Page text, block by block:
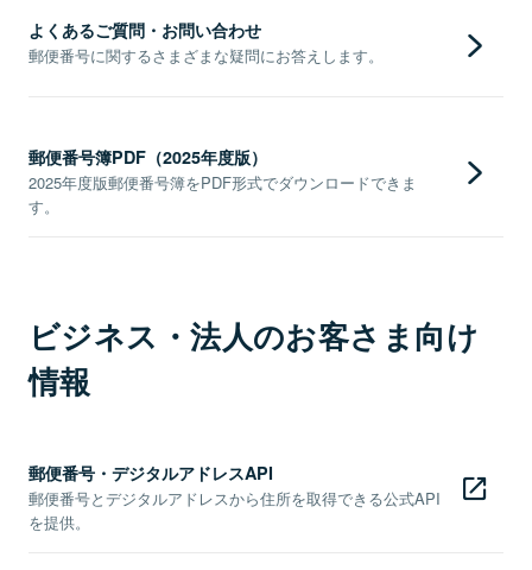
よくあるご質問・お問い合わせ
郵便番号に関するさまざまな疑問にお答えします。
郵便番号簿PDF（2025年度版）
2025年度版郵便番号簿をPDF形式でダウンロードできま
す。
ビジネス・法人のお客さま向け
情報
郵便番号・デジタルアドレスAPI
郵便番号とデジタルアドレスから住所を取得できる公式API
を提供。